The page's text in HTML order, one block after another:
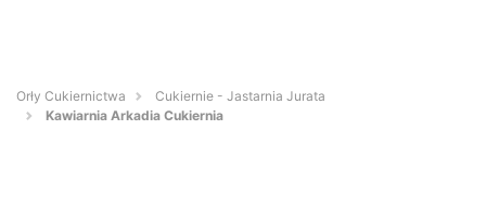
Orły Cukiernictwa
Cukiernie - Jastarnia Jurata
Kawiarnia Arkadia Cukiernia